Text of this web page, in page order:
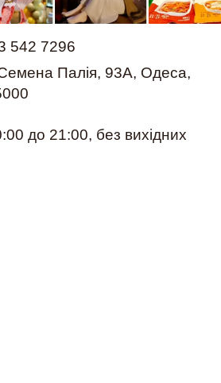
542 7296
Палія, 93А, Одеса,
до 21:00, без вихідних